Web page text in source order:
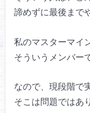
諦めずに最後まで
私のマスターマイ
そういうメンバー
なので、現段階で
そこは問題ではあ